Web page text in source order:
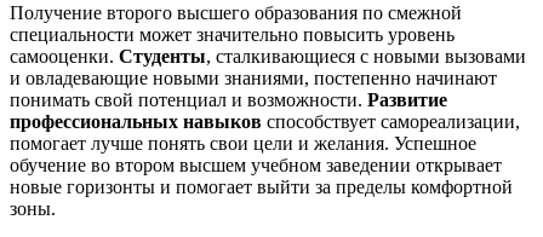
Получение второго высшего образования по смежной
специальности может значительно повысить уровень
самооценки. Студенты, сталкивающиеся с новыми вызовами
и овладевающие новыми знаниями, постепенно начинают
понимать свой потенциал и возможности. Развитие
профессиональных навыков способствует самореализации,
помогает лучше понять свои цели и желания. Успешное
обучение во втором высшем учебном заведении открывает
новые горизонты и помогает выйти за пределы комфортной
зоны.